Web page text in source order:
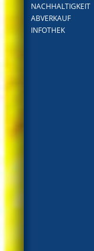
NACHHALTIGKEIT
ABVERKAUF
INFOTHEK